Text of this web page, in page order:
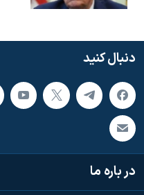
دنبال کنید
در باره ما